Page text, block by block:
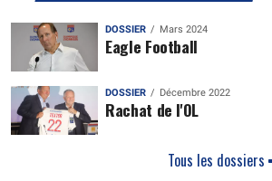
DOSSIER Mars 2024
Eagle Football
DOSSIER Décembre 2022
Rachat de l'OL
Tous les dossiers